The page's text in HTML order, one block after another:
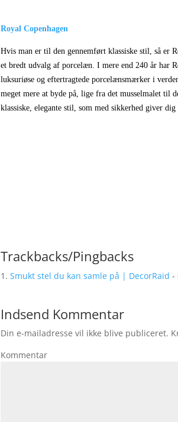
Royal Copenhagen
Hvis man er til den gennemført klassiske stil, så er
et bredt udvalg af porcelæn. I mere end 240 år har
luksuriøse og eftertragtede porcelænsmærker i
meget mere at byde på, lige fra det musselmalet
klassiske, elegante stil, som med sikkerhed giver
Trackbacks/Pingbacks
Smukt stel du kan samle på | DecorRaid -
Indsend Kommentar
Din e-mailadresse vil ikke blive publiceret.
Kommentar